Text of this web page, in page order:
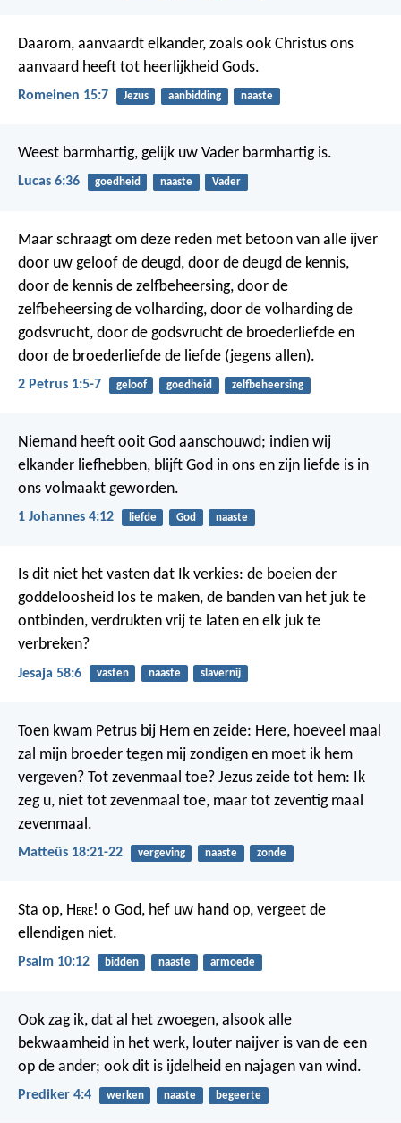
Daarom, aanvaardt elkander, zoals ook Christus ons
aanvaard heeft tot heerlijkheid Gods.
Romeinen 15:7 Jezus aanbidding naaste
Weest barmhartig, gelijk uw Vader barmhartig is.
Lucas 6:36 goedheid naaste Vader
Maar schraagt om deze reden met betoon van alle ijver
door uw geloof de deugd, door de deugd de kennis,
door de kennis de zelfbeheersing, door de
zelfbeheersing de volharding, door de volharding de
godsvrucht, door de godsvrucht de broederliefde en
door de broederliefde de liefde (jegens allen).
2 Petrus 1:5-7 geloof goedheid zelfbeheersing
Niemand heeft ooit God aanschouwd; indien wij
elkander liefhebben, blijft God in ons en zijn liefde is in
ons volmaakt geworden.
1 Johannes 4:12 liefde God naaste
Is dit niet het vasten dat Ik verkies: de boeien der
goddeloosheid los te maken, de banden van het juk te
ontbinden, verdrukten vrij te laten en elk juk te
verbreken?
Jesaja 58:6 vasten naaste slavernij
Toen kwam Petrus bij Hem en zeide: Here, hoeveel maal
zal mijn broeder tegen mij zondigen en moet ik hem
vergeven? Tot zevenmaal toe? Jezus zeide tot hem: Ik
zeg u, niet tot zevenmaal toe, maar tot zeventig maal
zevenmaal.
Matteüs 18:21-22 vergeving naaste zonde
Sta op, Here! o God, hef uw hand op, vergeet de
ellendigen niet.
Psalm 10:12 bidden naaste armoede
Ook zag ik, dat al het zwoegen, alsook alle
bekwaamheid in het werk, louter naijver is van de een
op de ander; ook dit is ijdelheid en najagen van wind.
Prediker 4:4 werken naaste begeerte